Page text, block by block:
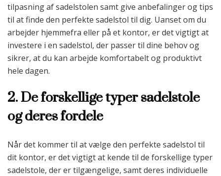
tilpasning af sadelstolen samt give anbefalinger og tips
til at finde den perfekte sadelstol til dig. Uanset om du
arbejder hjemmefra eller på et kontor, er det vigtigt at
investere i en sadelstol, der passer til dine behov og
sikrer, at du kan arbejde komfortabelt og produktivt
hele dagen.
2. De forskellige typer sadelstole
og deres fordele
Når det kommer til at vælge den perfekte sadelstol til
dit kontor, er det vigtigt at kende til de forskellige typer
sadelstole, der er tilgængelige, samt deres individuelle